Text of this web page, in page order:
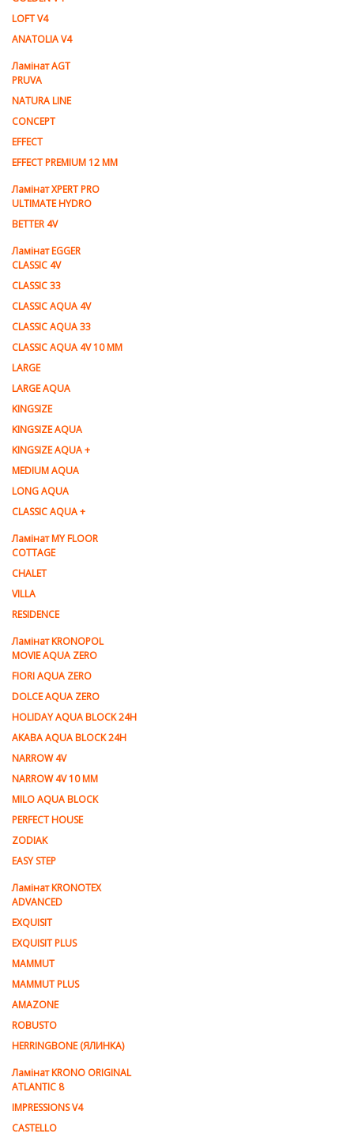
LOFT V4
ANATOLIA V4
Ламiнат AGT
PRUVA
NATURA LINE
CONCEPT
EFFECT
EFFECT PREMIUM 12 MM
Ламінат XPERT PRO
ULTIMATE HYDRO
BETTER 4V
Ламiнат EGGER
CLASSIC 4V
CLASSIC 33
CLASSIC AQUA 4V
CLASSIC AQUA 33
CLASSIC AQUA 4V 10 MM
LARGE
LARGE AQUA
KINGSIZE
KINGSIZE AQUA
KINGSIZE AQUA +
MEDIUM AQUA
LONG AQUA
CLASSIC AQUA +
Ламінат MY FLOOR
COTTAGE
CHALET
VILLA
RESIDENCE
Ламiнат KRONOPOL
MOVIE AQUA ZERO
FIORI AQUA ZERO
DOLCE AQUA ZERO
HOLIDAY AQUA BLOCK 24H
AKABA AQUA BLOCK 24H
NARROW 4V
NARROW 4V 10 MM
MILO AQUA BLOCK
PERFECT HOUSE
ZODIAK
EASY STEP
Ламінат KRONOTEX
ADVANCED
EXQUISIT
EXQUISIT PLUS
MAMMUT
MAMMUT PLUS
AMAZONE
ROBUSTO
HERRINGBONE (ЯЛИНКА)
Ламiнат KRONO ORIGINAL
ATLANTIC 8
IMPRESSIONS V4
CASTELLO